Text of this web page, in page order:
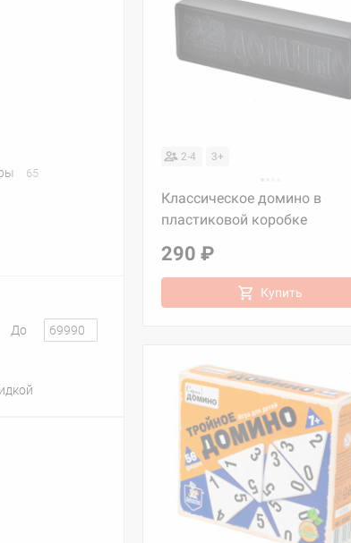
65
До
2-4 3+
Классическое домино в
пластиковой коробке
290 ₽
Купить